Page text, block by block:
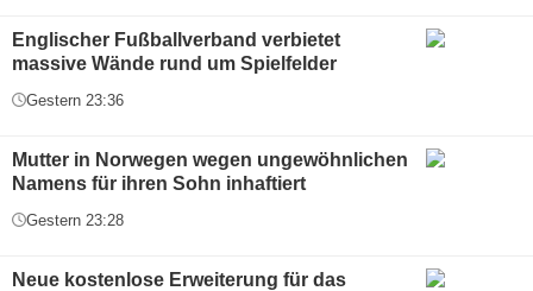
Englischer Fußballverband verbietet
massive Wände rund um Spielfelder
Gestern 23:36
Mutter in Norwegen wegen ungewöhnlichen
Namens für ihren Sohn inhaftiert
Gestern 23:28
Neue kostenlose Erweiterung für das